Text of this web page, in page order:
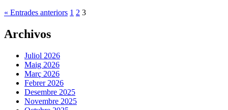
« Entrades anteriors 1 2 3
Archivos
Juliol 2026
Maig 2026
Març 2026
Febrer 2026
Desembre 2025
Novembre 2025